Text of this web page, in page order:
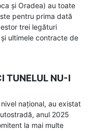
și Oradea) au toate
pentru prima dată
trei legături
ultimele contracte de
TUNELUL NU-I
național, au existat
anul 2025
la mai multe